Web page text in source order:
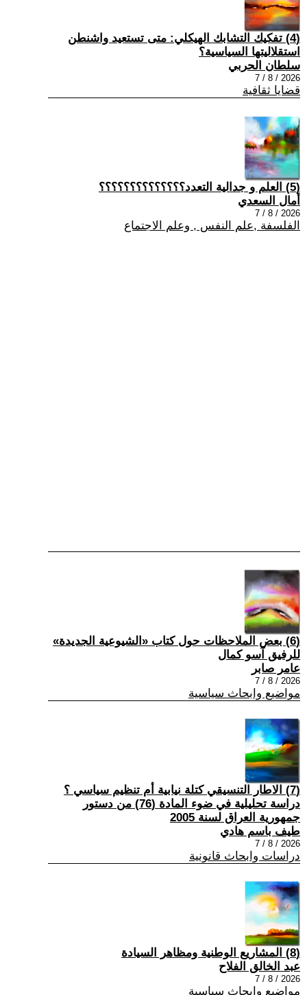
(4) تفكيك التشابك الهيكلي: متى تستعيد واشنطن
استقلاليتها السياسية؟
سلطان الحربي
2026 / 8 / 7
قضايا ثقافية
(5) العلم و جدالية التعدد؟؟؟؟؟؟؟؟؟؟؟؟؟؟
أمال السعدي
2026 / 8 / 7
الفلسفة ,علم النفس , وعلم الاجتماع
(6) بعض الملاحظات حول كتاب «الشيوعية الجديدة»
للرفيق آسو كمال
عامر صابر
2026 / 8 / 7
مواضيع وابحاث سياسية
(7) الاطار التنسيقي كتلة نيابية أم تنظيم سياسي ؟
دراسة تحليلية في ضوء المادة (76) من دستور
جمهورية العراق لسنة 2005
طيف باسم هادي
2026 / 8 / 7
دراسات وابحاث قانونية
(8) المشاريع الوطنية ومظاهر السيادة
عبد الخالق الفلاح
2026 / 8 / 7
مواضيع وابحاث سياسية